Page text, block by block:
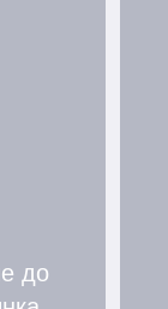
до